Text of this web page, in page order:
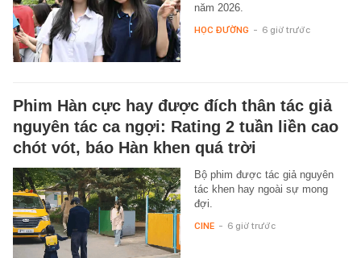
năm 2026.
HỌC ĐƯỜNG - 6 giờ trước
Phim Hàn cực hay được đích thân tác giả
nguyên tác ca ngợi: Rating 2 tuần liền cao
chót vót, báo Hàn khen quá trời
Bộ phim được tác giả nguyên
tác khen hay ngoài sự mong
đợi.
CINE - 6 giờ trước